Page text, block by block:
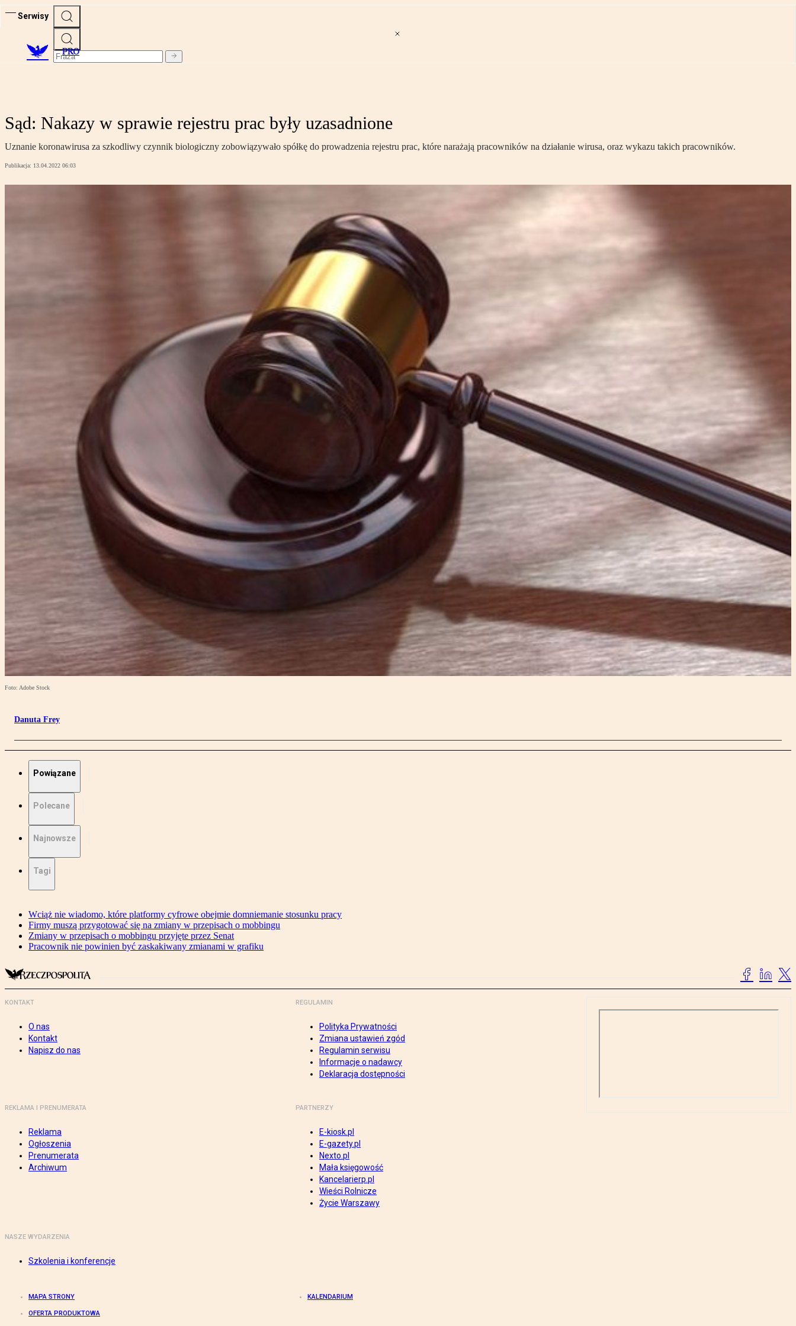
Serwisy
PRO
Sąd: Nakazy w sprawie rejestru prac były uzasadnione
Uznanie koronawirusa za szkodliwy czynnik biologiczny zobowiązywało spółkę do prowadzenia rejestru prac, które narażają pracowników na działanie wirusa, oraz wykazu takich pracowników.
Publikacja: 13.04.2022 06:03
Foto: Adobe Stock
Danuta Frey
Powiązane
Polecane
Najnowsze
Tagi
Wciąż nie wiadomo, które platformy cyfrowe obejmie domniemanie stosunku pracy
Firmy muszą przygotować się na zmiany w przepisach o mobbingu
Zmiany w przepisach o mobbingu przyjęte przez Senat
Pracownik nie powinien być zaskakiwany zmianami w grafiku
KONTAKT
O nas
Kontakt
Napisz do nas
REGULAMIN
Polityka Prywatności
Zmiana ustawień zgód
Regulamin serwisu
Informacje o nadawcy
Deklaracja dostępności
REKLAMA I PRENUMERATA
Reklama
Ogłoszenia
Prenumerata
Archiwum
PARTNERZY
E-kiosk.pl
E-gazety.pl
Nexto.pl
Mała księgowość
Kancelarierp.pl
Wieści Rolnicze
Życie Warszawy
NASZE WYDARZENIA
Szkolenia i konferencje
MAPA STRONY KALENDARIUM
OFERTA PRODUKTOWA